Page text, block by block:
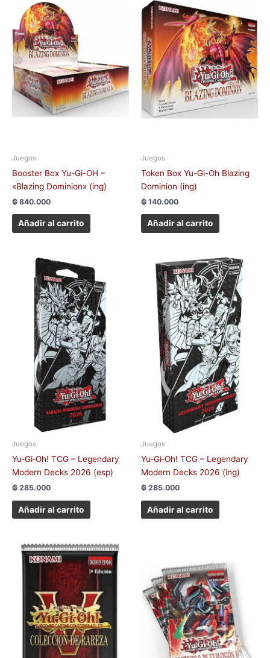
Juegos
Booster Box Yu-Gi-OH –
«Blazing Dominion» (ing)
₲ 840.000
Añadir al carrito
Juegos
Token Box Yu-Gi-Oh Blazing
Dominion (ing)
₲ 140.000
Añadir al carrito
Juegos
Yu‑Gi‑Oh! TCG – Legendary
Modern Decks 2026 (esp)
₲ 285.000
Añadir al carrito
Juegos
Yu‑Gi‑Oh! TCG – Legendary
Modern Decks 2026 (ing)
₲ 285.000
Añadir al carrito